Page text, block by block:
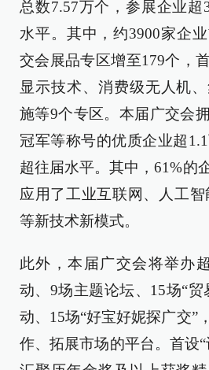
总数7.57万个，参展企业超
水平。其中，约3900家企
交会展品专区增至179个，
显示技术、消费级无人机
施等9个专区。本届广交会
冠军等称号的优质企业超
超往届水平。其中，61%的
应用了工业互联网、人工
等新技术新模式。
此外，本届广交会将举办
动、9场主题论坛、15场“
动、15场“好宝好妮探广交”
作、拓展市场的平台。首设“